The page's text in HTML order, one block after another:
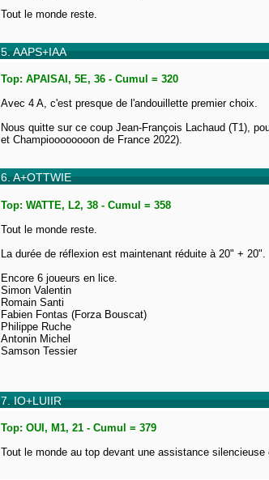
Tout le monde reste.
5. AAPS+IAA
Top: APAISAI, 5E, 36 - Cumul = 320
Avec 4 A, c'est presque de l'andouillette premier choix.
Nous quitte sur ce coup Jean-François Lachaud (T1),
et Champioooooooon de France 2022).
6. A+OTTWIE
Top: WATTE, L2, 38 - Cumul = 358
Tout le monde reste.
La durée de réflexion est maintenant réduite à 20" + 20".
Encore 6 joueurs en lice.
Simon Valentin
Romain Santi
Fabien Fontas (Forza Bouscat)
Philippe Ruche
Antonin Michel
Samson Tessier
7. IO+LUIIR
Top: OUI, M1, 21 - Cumul = 379
Tout le monde au top devant une assistance silencieuse